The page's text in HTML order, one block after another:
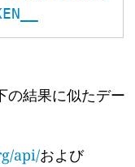
の結果に似たデー
api/および